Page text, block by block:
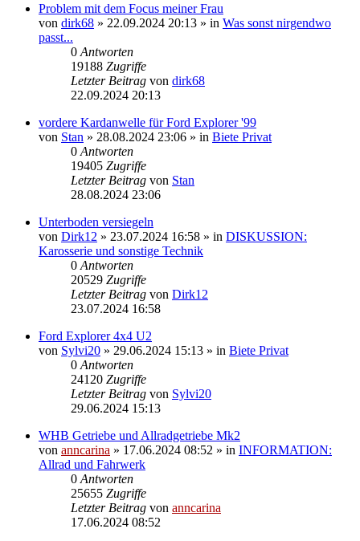
Problem mit dem Focus meiner Frau
von dirk68 » 22.09.2024 20:13 » in Was sonst nirgendwo
passt...
0 Antworten
19188 Zugriffe
Letzter Beitrag von dirk68
22.09.2024 20:13
vordere Kardanwelle für Ford Explorer '99
von Stan » 28.08.2024 23:06 » in Biete Privat
0 Antworten
19405 Zugriffe
Letzter Beitrag von Stan
28.08.2024 23:06
Unterboden versiegeln
von Dirk12 » 23.07.2024 16:58 » in DISKUSSION:
Karosserie und sonstige Technik
0 Antworten
20529 Zugriffe
Letzter Beitrag von Dirk12
23.07.2024 16:58
Ford Explorer 4x4 U2
von Sylvi20 » 29.06.2024 15:13 » in Biete Privat
0 Antworten
24120 Zugriffe
Letzter Beitrag von Sylvi20
29.06.2024 15:13
WHB Getriebe und Allradgetriebe Mk2
von anncarina » 17.06.2024 08:52 » in INFORMATION:
Allrad und Fahrwerk
0 Antworten
25655 Zugriffe
Letzter Beitrag von anncarina
17.06.2024 08:52